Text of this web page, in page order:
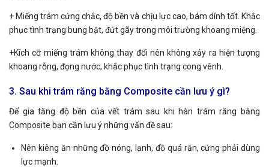
+ Miếng trám cứng chắc, độ bền và chịu lực cao, bám dính tốt. Khắc
phục tình trạng bung bật, đứt gãy trong môi trường khoang miệng.
+Kích cỡ miếng trám không thay đổi nên không xảy ra hiện tượng
khoang rỗng, đọng nước, khắc phục tình trạng cong vênh.
3. Sau khi trám răng bằng Composite cần lưu ý gì?
Để gia tăng độ bền của vết trám sau khi hàn trám răng bằng
Composite bạn cần lưu ý những vấn đề sau:
Nên kiêng ăn những đồ nóng, lạnh, đồ quá rắn, cứng phải dùng
lực mạnh.